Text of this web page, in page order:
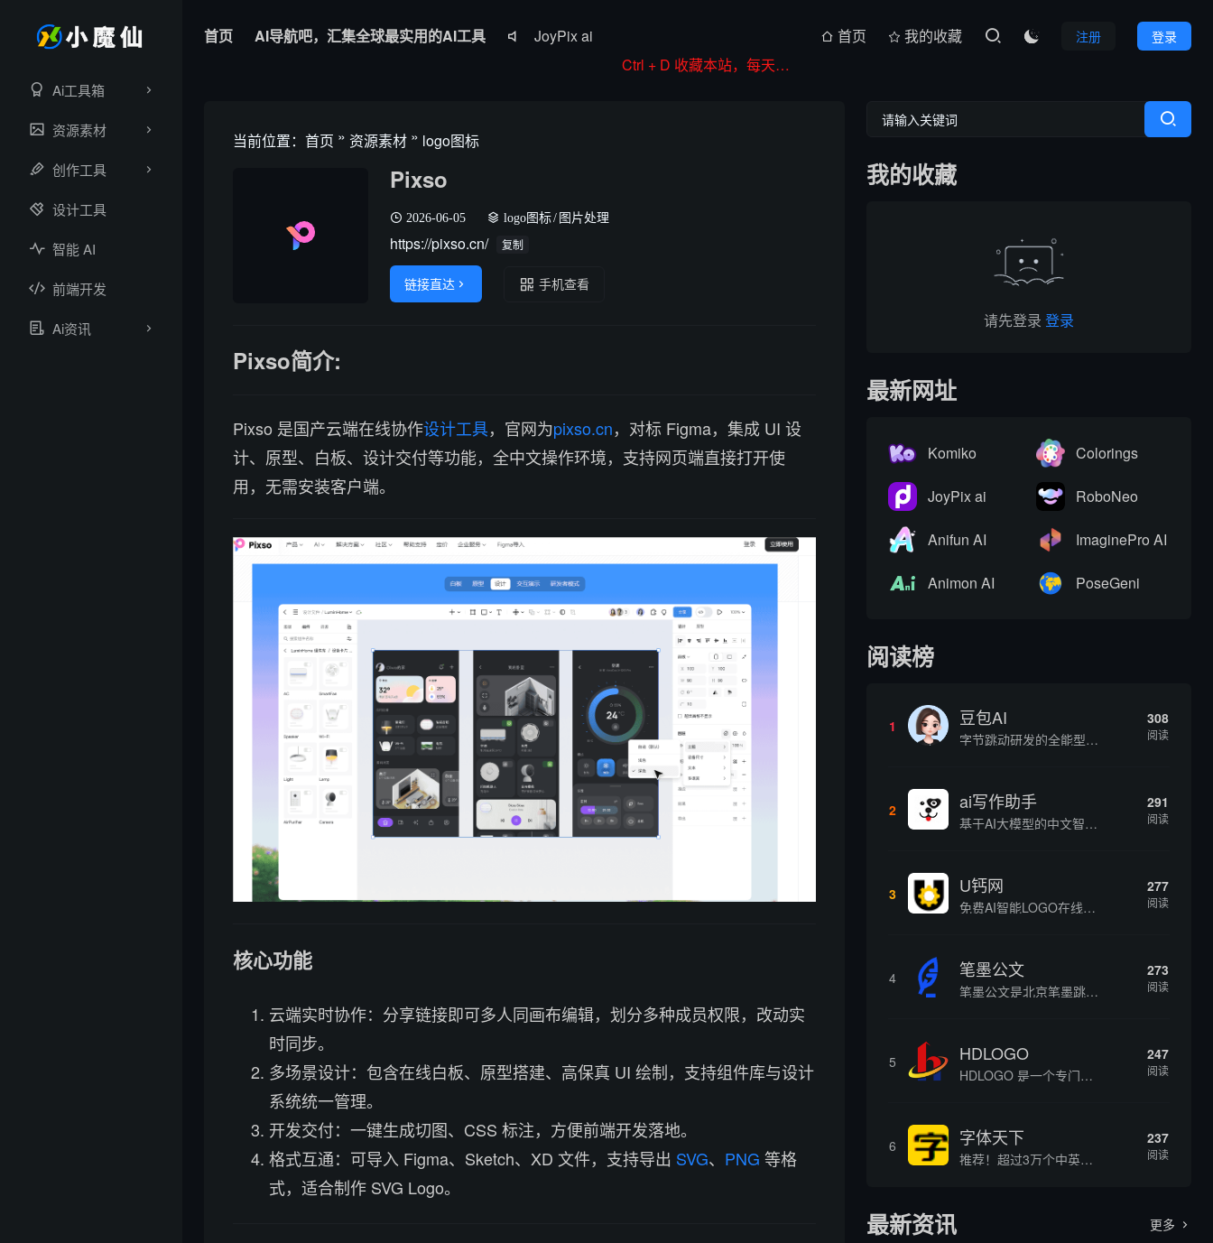
Ai工具箱
资源素材
创作工具
设计工具
智能 AI
前端开发
Ai资讯
首页 AI导航吧，汇集全球最实用的AI工具 
JoyPix ai
登录
注册

首页
我的收藏
Ctrl + D 收藏本站，每天更新好站！
当前位置： 首页 » 资源素材 » logo图标
Pixso
2026-06-05 logo图标/ 图片处理
https://pixso.cn/ 复制
链接直达  手机查看
Pixso简介:
Pixso 是国产云端在线协作设计工具，官网为pixso.cn，对标 Figma，集成 UI 设
计、原型、白板、设计交付等功能，全中文操作环境，支持网页端直接打开使
用，无需安装客户端。
核心功能
云端实时协作：分享链接即可多人同画布编辑，划分多种成员权限，改动实
时同步。
多场景设计：包含在线白板、原型搭建、高保真 UI 绘制，支持组件库与设计
系统统一管理。
开发交付：一键生成切图、CSS 标注，方便前端开发落地。
格式互通：可导入 Figma、Sketch、XD 文件，支持导出 SVG、 PNG 等格
式，适合制作 SVG Logo。
我的收藏
请先登录 登录
最新网址
Komiko Colorings
JoyPix ai RoboNeo
Anifun AI ImaginePro AI
Animon AI PoseGeni
阅读榜
1 豆包AI
字节跳动研发的全能型AI智能助手，提供智能对话、知识问答、内容创作、学习办公等一站式AI服务
308
阅读
2 ai写作助手
基于AI大模型的中文智能写作工具，面向学生、自媒体、职场人士提供一站式文本创作服务 核心定位 AI写作助手是依托人工智能技术打造的创作辅助平台，专注中文文本生成与优化，帮助用户快速完成各类文案、文章、论文等内容创作，提升写作效率 核心功能 ...
291
阅读
3 U钙网
免费AI智能LOGO在线设计制作平台
277
阅读
4 笔墨公文
笔墨公文是北京笔墨跳动科技旗下垂直公文赛道 AIGC 创作平台，深耕体制公文专业场景，依托海量标准公文语料训练专属大模型。平台整合 AI 公文生成、全维度智能校对、范文库、实时更新素材库、标准化公文模板五大核心板块，兼顾公文快速撰写、文稿合...
273
阅读
5 HDLOGO
HDLOGO 是一个专门整理矢量标志和图标的网站，提供各类品牌和公司的矢量标志下载服务，主要面向设计师、营销人员和企业用户，帮他们获取高质量的品牌标识资源。
247
阅读
6 字体天下
推荐！超过3万个中英文字体免费下载
237
阅读
最新资讯 更多 